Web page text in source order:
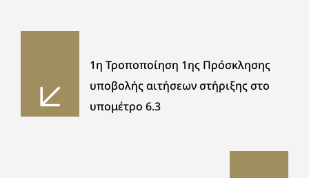
1η Τροποποίηση 1ης Πρόσκλησης
υποβολής αιτήσεων στήριξης στο
υπομέτρο 6.3